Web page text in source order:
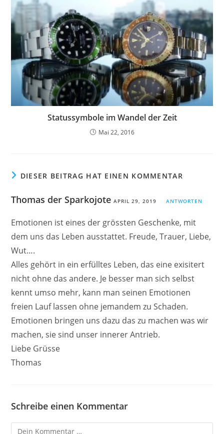
Statussymbole im Wandel der Zeit
Mai 22, 2016
DIESER BEITRAG HAT EINEN KOMMENTAR
Thomas der Sparkojote APRIL 29, 2019 ANTWORTEN
Emotionen ist eines der grössten Geschenke, mit
dem uns das Leben ausstattet. Freude, Trauer, Liebe,
Wut….
Alles gehört in ein erfülltes Leben, das eine exisitert
nicht ohne das andere. Je besser man sich selbst
kennt umso mehr, kann man seinen Emotionen
freien Lauf lassen ohne jemandem zu Schaden.
Emotionen bringen uns dazu das zu machen was wir
machen, sie sind unser innerer Antrieb.
Liebe Grüsse
Thomas
Schreibe einen Kommentar
Kommentar